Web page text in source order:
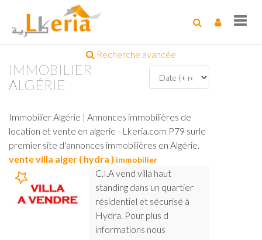
Recherche avancée
IMMOBILIER
ALGÉRIE
Immobilier Algérie | Annonces immobilières de
location et vente en algerie - Lkeria.com P79 surle
premier site d'annonces immobilières en Algérie.
vente villa alger ( hydra ) immobilier
C.I.A vend villa haut
standing dans un quartier
résidentiel et sécurisé à
Hydra. Pour plus d
informations nous